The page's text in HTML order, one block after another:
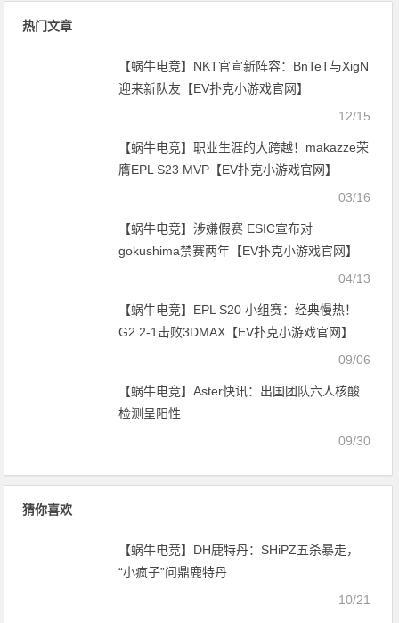
热门文章
【蜗牛电竞】NKT官宣新阵容：BnTeT与XigN
迎来新队友【EV扑克小游戏官网】
12/15
【蜗牛电竞】职业生涯的大跨越！makazze荣
膺EPL S23 MVP【EV扑克小游戏官网】
03/16
【蜗牛电竞】涉嫌假赛 ESIC宣布对
gokushima禁赛两年【EV扑克小游戏官网】
04/13
【蜗牛电竞】EPL S20 小组赛：经典慢热！
G2 2-1击败3DMAX【EV扑克小游戏官网】
09/06
【蜗牛电竞】Aster快讯：出国团队六人核酸
检测呈阳性
09/30
猜你喜欢
【蜗牛电竞】DH鹿特丹：SHiPZ五杀暴走，
“小疯子”问鼎鹿特丹
10/21